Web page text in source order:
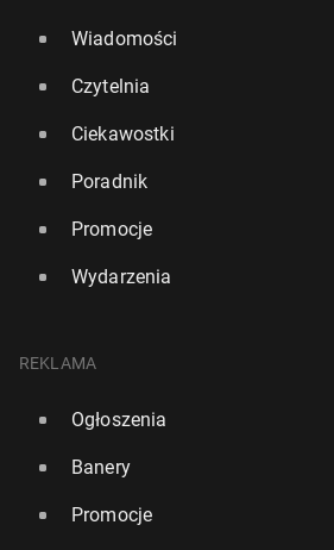
Wiadomości
Czytelnia
Ciekawostki
Poradnik
Promocje
Wydarzenia
REKLAMA
Ogłoszenia
Banery
Promocje